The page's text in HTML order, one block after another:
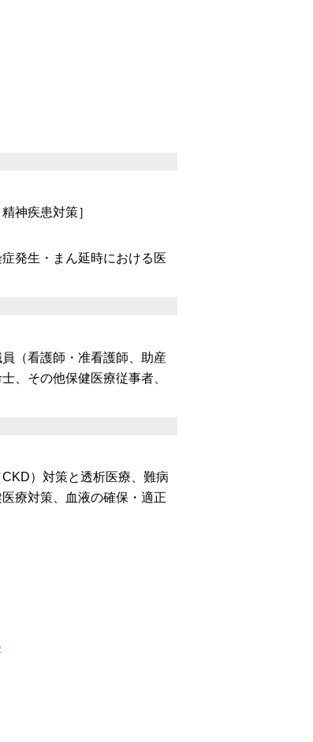
神疾患対策］
発生・まん延時における医
（看護師・准看護師、助産
、その他保健医療従事者、
）対策と透析医療、難病
療対策、血液の確保・適正